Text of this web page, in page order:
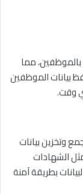
بالموظفين، مما
بيانات الموظفين
وقت.
وتخزين بيانات
الشهادات
بطريقة آمنة